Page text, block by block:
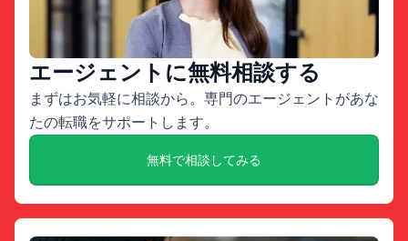
エージェントに無料相談する
まずはお気軽に相談から。専門のエージェントがあな
たの転職をサポートします。
無料で相談してみる